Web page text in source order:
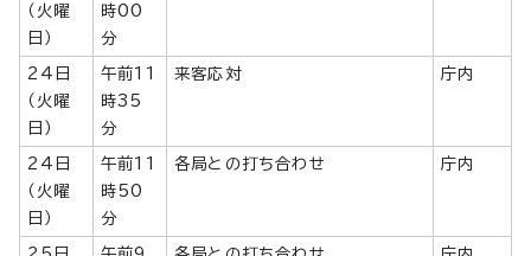
（火曜
日）
時00
分
24日
（火曜
日）
午前11
時35
分
来客応対 庁内
24日
（火曜
日）
午前11
時50
分
各局との打ち合わせ 庁内